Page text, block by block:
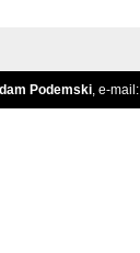
Podemski, e-mail: